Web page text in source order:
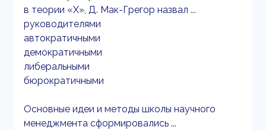
в теории «X», Д. Мак-Грегор назвал ...
руководителями
автократичными
демократичными
либеральными
бюрократичными
Основные идеи и методы школы научного
менеджмента сформировались ...